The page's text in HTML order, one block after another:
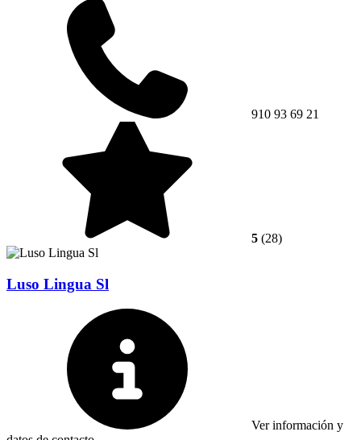
910 93 69 21
5 (28)
Luso Lingua Sl
Ver información y